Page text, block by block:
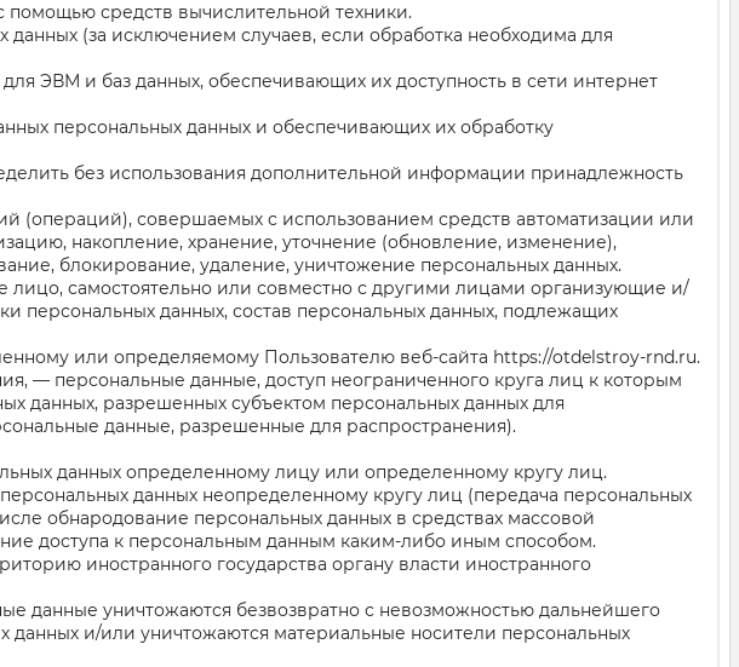
помощью средств вычислительной техники.
(за исключением случаев, если обработка необходима для
ЭВМ и баз данных, обеспечивающих их доступность в сети интернет
персональных данных и обеспечивающих их обработку
без использования дополнительной информации принадлежность
(операций), совершаемых с использованием средств автоматизации или
накопление, хранение, уточнение (обновление, изменение),
блокирование, удаление, уничтожение персональных данных.
самостоятельно или совместно с другими лицами организующие и/
персональных данных, состав персональных данных, подлежащих
или определяемому Пользователю веб-сайта https://otdelstroy-rnd.ru.
— персональные данные, доступ неограниченного круга лиц к которым
данных, разрешенных субъектом персональных данных для
данные, разрешенные для распространения).
данных определенному лицу или определенному кругу лиц.
данных неопределенному кругу лиц (передача персональных
обнародование персональных данных в средствах массовой
доступа к персональным данным каким-либо иным способом.
иностранного государства органу власти иностранного
данные уничтожаются безвозвратно с невозможностью дальнейшего
и/или уничтожаются материальные носители персональных